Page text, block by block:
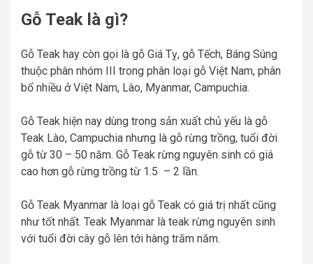
Gỗ Teak là gì?
Gỗ Teak hay còn gọi là gỗ Giá Tỵ, gỗ Tếch, Báng Súng
thuộc phân nhóm III trong phân loại gỗ Việt Nam, phân
bổ nhiều ở Việt Nam, Lào, Myanmar, Campuchia.
Gỗ Teak hiện nay dùng trong sản xuất chủ yếu là gỗ
Teak Lào, Campuchia nhưng là gỗ rừng trồng, tuổi đời
gỗ từ 30 – 50 năm. Gỗ Teak rừng nguyên sinh có giá
cao hơn gỗ rừng trồng từ 1.5 – 2 lần.
Gỗ Teak Myanmar là loại gỗ Teak có giá trị nhất cũng
như tốt nhất. Teak Myanmar là teak rừng nguyên sinh
với tuổi đời cây gỗ lên tới hàng trăm năm.